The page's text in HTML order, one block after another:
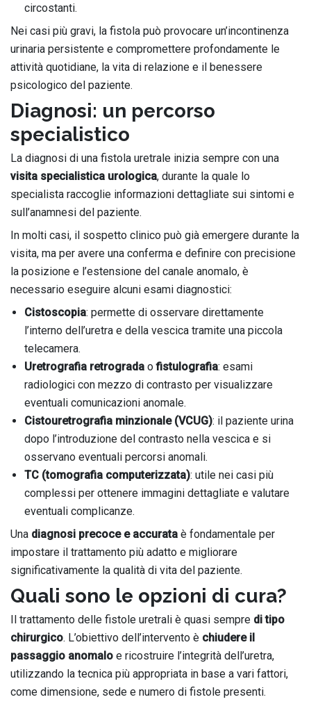
circostanti.
Nei casi più gravi, la fistola può provocare un’incontinenza
urinaria persistente e compromettere profondamente le
attività quotidiane, la vita di relazione e il benessere
psicologico del paziente.
Diagnosi: un percorso
specialistico
La diagnosi di una fistola uretrale inizia sempre con una
visita specialistica urologica, durante la quale lo
specialista raccoglie informazioni dettagliate sui sintomi e
sull’anamnesi del paziente.
In molti casi, il sospetto clinico può già emergere durante la
visita, ma per avere una conferma e definire con precisione
la posizione e l’estensione del canale anomalo, è
necessario eseguire alcuni esami diagnostici:
Cistoscopia: permette di osservare direttamente
l’interno dell’uretra e della vescica tramite una piccola
telecamera.
Uretrografia retrograda ofistulografia: esami
radiologici con mezzo di contrasto per visualizzare
eventuali comunicazioni anomale.
Cistouretrografia minzionale (VCUG): il paziente urina
dopo l’introduzione del contrasto nella vescica e si
osservano eventuali percorsi anomali.
TC (tomografia computerizzata): utile nei casi più
complessi per ottenere immagini dettagliate e valutare
eventuali complicanze.
Una diagnosi precoce e accurata è fondamentale per
impostare il trattamento più adatto e migliorare
significativamente la qualità di vita del paziente.
Quali sono le opzioni di cura?
Il trattamento delle fistole uretrali è quasi sempre di tipo
chirurgico. L’obiettivo dell’intervento è chiudere il
passaggio anomalo e ricostruire l’integrità dell’uretra,
utilizzando la tecnica più appropriata in base a vari fattori,
come dimensione, sede e numero di fistole presenti.